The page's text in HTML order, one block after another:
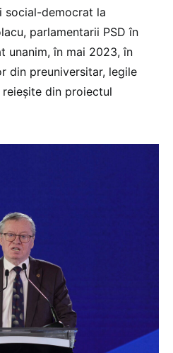
social-democrat la
parlamentarii PSD în
unanim, în mai 2023, în
din preuniversitar, legile
din proiectul